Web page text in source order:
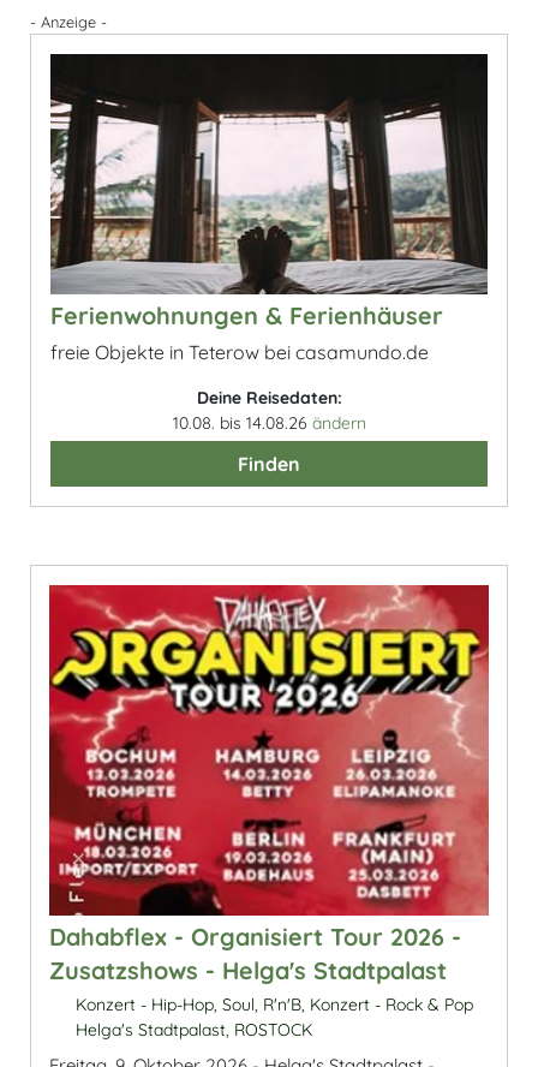
- Anzeige -
Ferienwohnungen & Ferienhäuser
freie Objekte in Teterow bei casamundo.de
Deine Reisedaten:
10.08. bis 14.08.26 ändern
Finden
Dahabflex - Organisiert Tour 2026 -
Zusatzshows - Helga's Stadtpalast
Konzert - Hip-Hop, Soul, R'n'B, Konzert - Rock & Pop
Helga's Stadtpalast, ROSTOCK